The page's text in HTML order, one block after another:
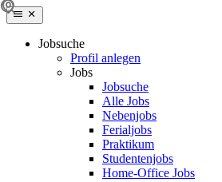
Jobsuche
Profil anlegen
Jobs
Jobsuche
Alle Jobs
Nebenjobs
Ferialjobs
Praktikum
Studentenjobs
Home-Office Jobs